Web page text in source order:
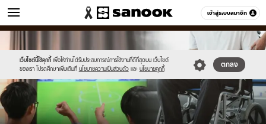
เข้าสู่ระบบสมาชิก
ข่าว หมวดอื่นๆ
เว็บไซต์นี้ใช้คุกกี้ เพื่อให้ท่านได้รับประสบการณ์การใช้งานที่ดีที่สุดบน เว็บไซต์
ของเรา โปรดศึกษาเพิ่มเติมที่ นโยบายความเป็นส่วนตัว และ นโยบายคุกกี้
ตกลง
new-
sanook.png
//s.isanook.com/ns/0/ud/1896/9480118/newnewnewnewnewnewnew-
thumbna.jpg